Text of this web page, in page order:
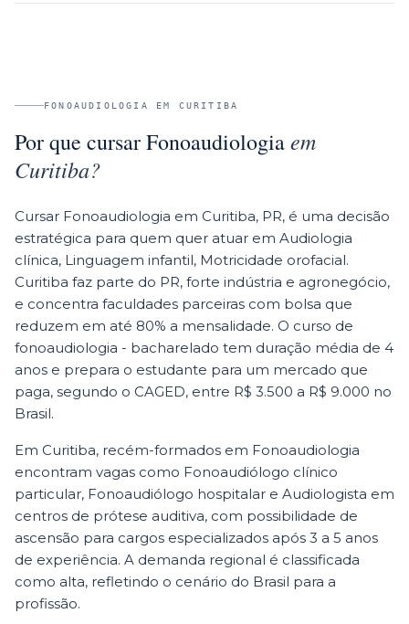
FONOAUDIOLOGIA EM CURITIBA
Por que cursarFonoaudiologiaem
Curitiba?
Cursar Fonoaudiologia em Curitiba, PR, é uma decisão
estratégica para quem quer atuar em Audiologia
clínica, Linguagem infantil, Motricidade orofacial.
Curitiba faz parte do PR, forte indústria e agronegócio,
e concentra faculdades parceiras com bolsa que
reduzem em até 80% a mensalidade. O curso de
fonoaudiologia - bacharelado tem duração média de 4
anos e prepara o estudante para um mercado que
paga, segundo o CAGED, entre R$ 3.500 a R$ 9.000 no
Brasil.
Em Curitiba, recém-formados em Fonoaudiologia
encontram vagas como Fonoaudiólogo clínico
particular, Fonoaudiólogo hospitalar e Audiologista em
centros de prótese auditiva, com possibilidade de
ascensão para cargos especializados após 3 a 5 anos
de experiência. A demanda regional é classificada
como alta, refletindo o cenário do Brasil para a
profissão.